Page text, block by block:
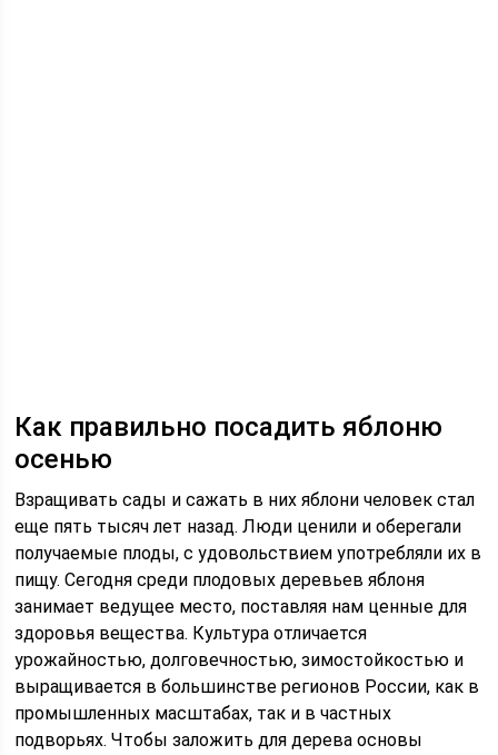
Как правильно посадить яблоню
осенью
Взращивать сады и сажать в них яблони человек стал
еще пять тысяч лет назад. Люди ценили и оберегали
получаемые плоды, с удовольствием употребляли их в
пищу. Сегодня среди плодовых деревьев яблоня
занимает ведущее место, поставляя нам ценные для
здоровья вещества. Культура отличается
урожайностью, долговечностью, зимостойкостью и
выращивается в большинстве регионов России, как в
промышленных масштабах, так и в частных
подворьях. Чтобы заложить для дерева основы